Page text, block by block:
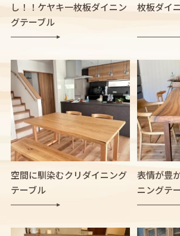
し！！ケヤキ一枚板ダイニン
グテーブル
枚板ダイ
空間に馴染むクリダイニング
テーブル
表情が豊
ニングテ